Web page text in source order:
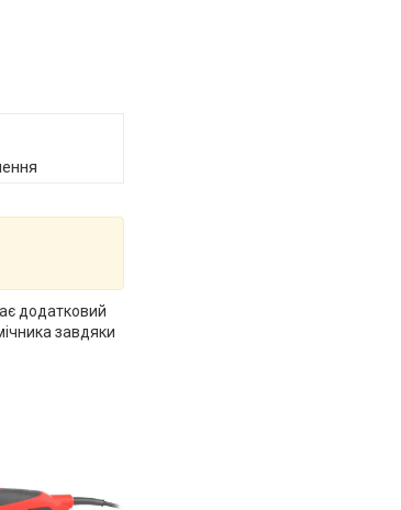
додатковий
завдяки